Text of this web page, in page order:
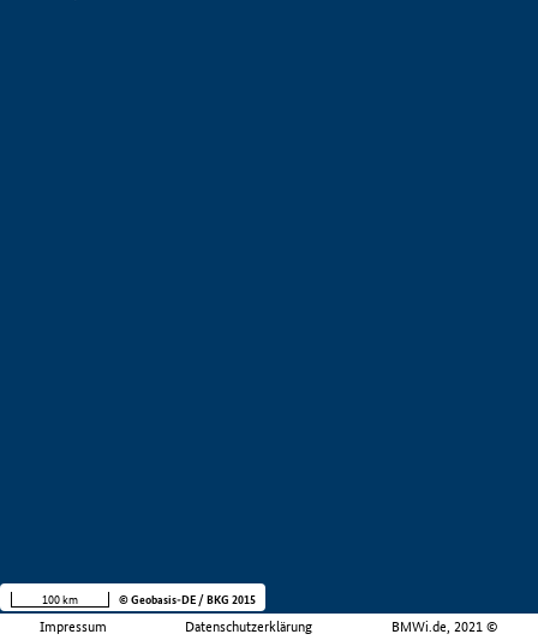
Impressum Datenschutzerklärung BMWi.de, 2021 ©
100 km © Geobasis-DE / BKG 2015